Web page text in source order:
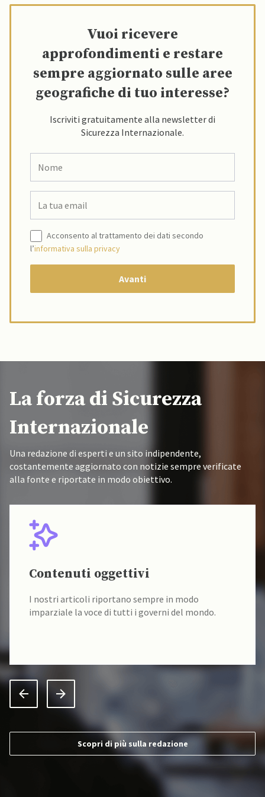
Vuoi ricevere
approfondimenti e restare
sempre aggiornato sulle aree
geografiche di tuo interesse?
Iscriviti gratuitamente alla newsletter di
Sicurezza Internazionale.
Acconsento al trattamento dei dati secondo
l’informativa sulla privacy
La forza di Sicurezza
Internazionale
Una redazione di esperti e un sito indipendente,
costantemente aggiornato con notizie sempre verificate
alla fonte e riportate in modo obiettivo.
Contenuti oggettivi
I nostri articoli riportano sempre in modo
imparziale la voce di tutti i governi del mondo.
Scopri di più sulla redazione